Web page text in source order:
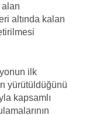
alan
altında kalan
ilk
yürütüldüğünü
kapsamlı